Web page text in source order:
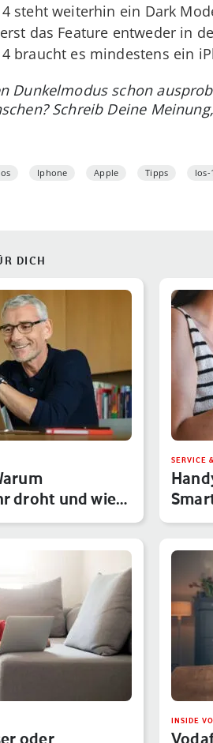
steht weiterhin ein Dark
das Feature entweder in
braucht es mindestens ein
Dunkelmodus schon
Schreib Deine
Ios Iphone Apple Tipps Ios-
DICH
droht und wie
SERVICE
oder
INSIDE